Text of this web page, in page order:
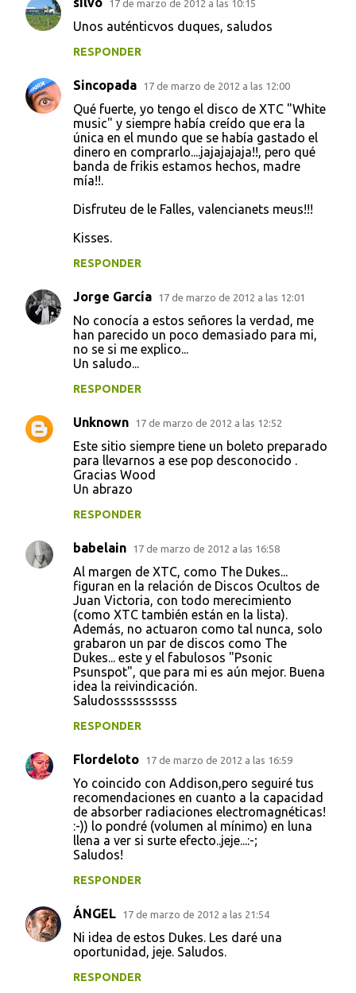
17 de marzo de 2012 a las 10:15
Unos auténticvos duques, saludos
RESPONDER
Sincopada 17 de marzo de 2012 a las 12:00
Qué fuerte, yo tengo el disco de XTC "White
music" y siempre había creído que era la
única en el mundo que se había gastado el
dinero en comprarlo....jajajajaja!!, pero qué
banda de frikis estamos hechos, madre
mía!!.
Disfruteu de le Falles, valencianets meus!!!
Kisses.
RESPONDER
Jorge García 17 de marzo de 2012 a las 12:01
No conocía a estos señores la verdad, me
han parecido un poco demasiado para mi,
no se si me explico...
Un saludo...
RESPONDER
Unknown 17 de marzo de 2012 a las 12:52
Este sitio siempre tiene un boleto preparado
para llevarnos a ese pop desconocido .
Gracias Wood
Un abrazo
RESPONDER
babelain 17 de marzo de 2012 a las 16:58
Al margen de XTC, como The Dukes...
figuran en la relación de Discos Ocultos de
Juan Victoria, con todo merecimiento
(como XTC también están en la lista).
Además, no actuaron como tal nunca, solo
grabaron un par de discos como The
Dukes... este y el fabulosos "Psonic
Psunspot", que para mi es aún mejor. Buena
idea la reivindicación.
Saludossssssssss
RESPONDER
Flordeloto 17 de marzo de 2012 a las 16:59
Yo coincido con Addison,pero seguiré tus
recomendaciones en cuanto a la capacidad
de absorber radiaciones electromagnéticas!
:-)) lo pondré (volumen al mínimo) en luna
llena a ver si surte efecto..jeje...:-;
Saludos!
RESPONDER
ÁNGEL 17 de marzo de 2012 a las 21:54
Ni idea de estos Dukes. Les daré una
oportunidad, jeje. Saludos.
RESPONDER